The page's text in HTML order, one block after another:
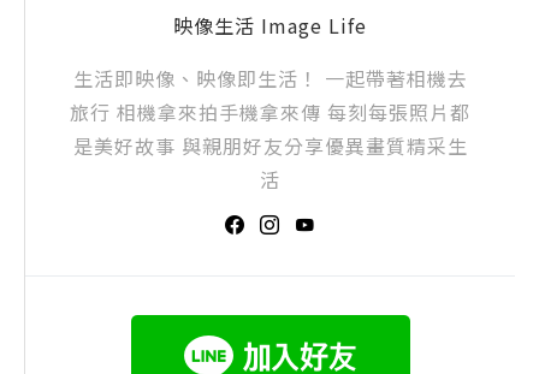
映像生活 Image Life
生活即映像、映像即生活！ 一起帶著相機去
旅行 相機拿來拍手機拿來傳 每刻每張照片都
是美好故事 與親朋好友分享優異畫質精采生
活